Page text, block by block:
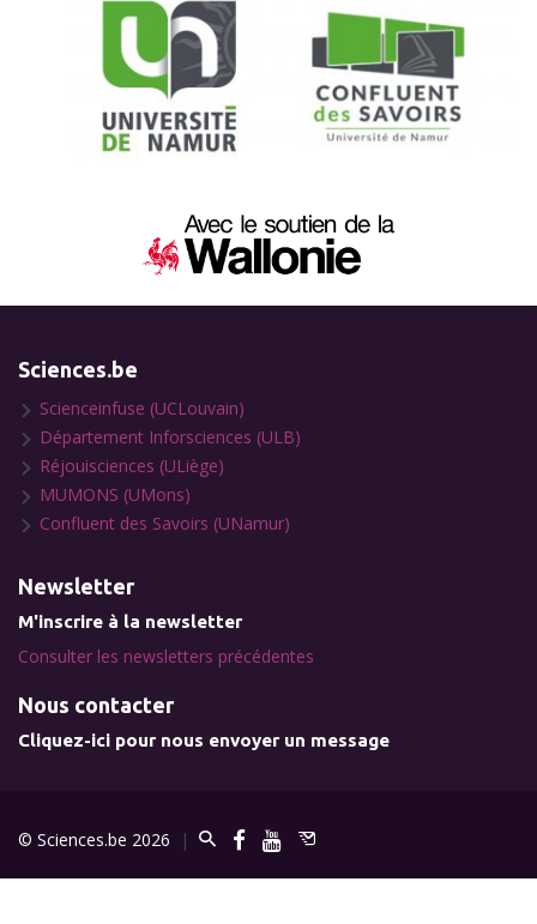
Sciences.be
Scienceinfuse (UCLouvain)
Département Inforsciences (ULB)
Réjouisciences (ULiège)
MUMONS (UMons)
Confluent des Savoirs (UNamur)
Newsletter
M'inscrire à la newsletter
Consulter les newsletters précédentes
Nous contacter
Cliquez-ici pour nous envoyer un message
© Sciences.be 2026 |